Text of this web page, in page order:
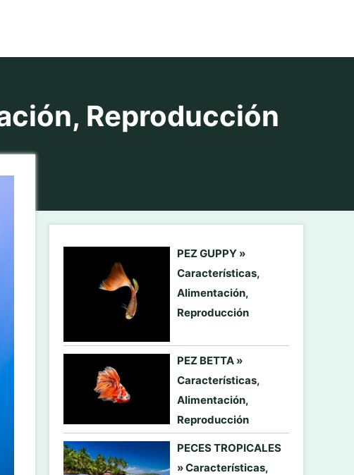
Reproducción
PEZ GUPPY »
Características,
Alimentación,
Reproducción
PEZ BETTA »
Características,
Alimentación,
Reproducción
PECES TROPICALES
» Características,